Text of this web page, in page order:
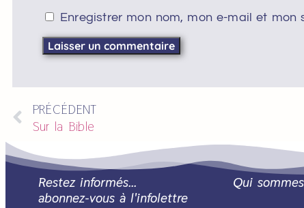
Enregistrer mon nom, mon e-mail et
PRÉCÉDENT
Sur la Bible
Restez informés…
abonnez-vous à l'infolettre
Qui